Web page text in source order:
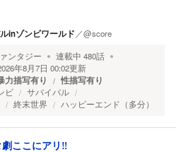
inゾンビワールド ／@score
ンタジー 連載中 480話
年8月7日 00:02更新
力描写有り 性描写有り
ビ
サバイバル
終末世界 ハッピーエンド（多分）
ここにアリ‼️